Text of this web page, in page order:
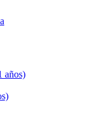
años)